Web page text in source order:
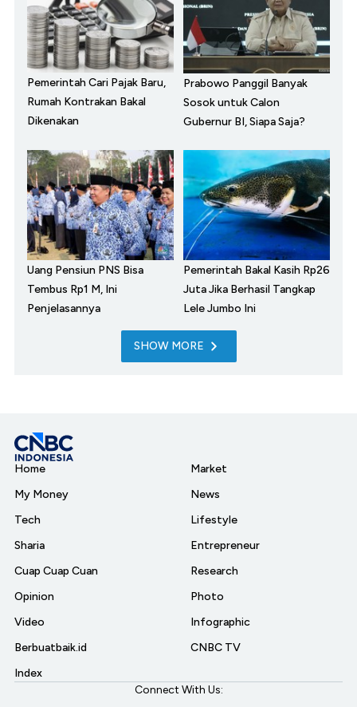
Pemerintah Cari Pajak Baru,
Rumah Kontrakan Bakal
Dikenakan
Prabowo Panggil Banyak
Sosok untuk Calon
Gubernur BI, Siapa Saja?
Uang Pensiun PNS Bisa
Tembus Rp1 M, Ini
Penjelasannya
Pemerintah Bakal Kasih Rp26
Juta Jika Berhasil Tangkap
Lele Jumbo Ini
SHOW MORE
Home
My Money
Tech
Sharia
Cuap Cuap Cuan
Opinion
Video
Berbuatbaik.id
Index
Market
News
Lifestyle
Entrepreneur
Research
Photo
Infographic
CNBC TV
Connect With Us: